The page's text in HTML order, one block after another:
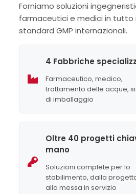
Forniamo soluzioni
farmaceutici e medici in tutto
standard GMP internazionali.
4 Fabbriche
Farmaceutico, medico,
trattamento delle acque,
di imballaggio
Oltre 40 progetti
mano
Soluzioni complete per lo
stabilimento, dalla
alla messa in servizio